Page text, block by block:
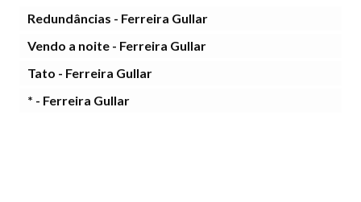
Redundâncias - Ferreira Gullar
Vendo a noite - Ferreira Gullar
Tato - Ferreira Gullar
* - Ferreira Gullar